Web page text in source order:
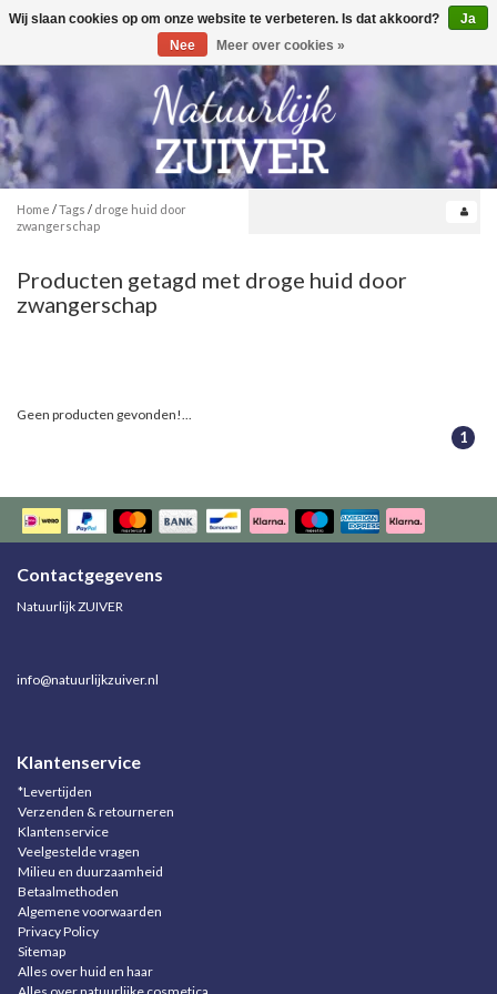
Toggle
0
Home /Tags / droge huid door
zwangerschap
Producten getagd met droge huid door
zwangerschap
Geen producten gevonden!...
1
Contactgegevens
Natuurlijk ZUIVER
info@natuurlijkzuiver.nl
Klantenservice
*Levertijden
Verzenden & retourneren
Klantenservice
Veelgestelde vragen
Milieu en duurzaamheid
Betaalmethoden
Algemene voorwaarden
Privacy Policy
Sitemap
Alles over huid en haar
Wij slaan cookies op om onze website te verbeteren. Is dat akkoord?
Ja
Nee
Meer over cookies »